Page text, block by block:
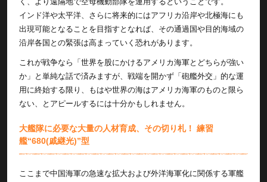
インド洋や太平洋、さらに将来的にはアフリカ沿岸や北極海にも
出現可能となることを目指すとなれば、その通過国や目的海域の
沿岸各国との緊張は高まっていく恐れがあります。
これが戦争なら「世界を股にかけるアメリカ海軍とどちらが強い
か」と単純な話で済みますが、戦端を開かず「砲艦外交」的な運
用に終始する限り、もはや世界の海はアメリカ海軍のものと限ら
ない、とアピールするには十分かもしれません。
大艦隊に必要な大量の人材育成、その切り札！ 練習
艦“680(戚継光)”型
ここまで中国海軍の急速な拡大および外洋海軍化に関係する軍艦